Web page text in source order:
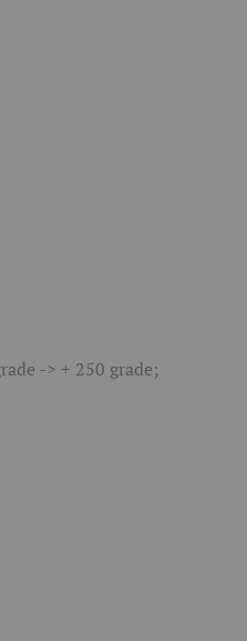
-> + 250 grade;